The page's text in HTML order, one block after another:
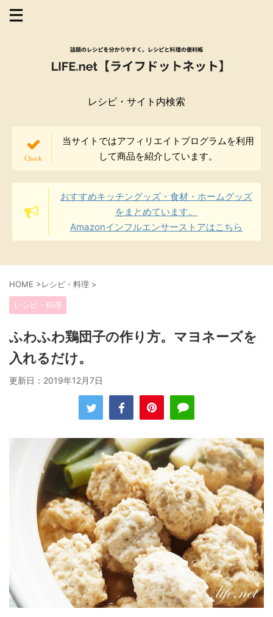
レシピ・サイト内検索
当サイトではアフィリエイトプログラムを利用
して商品を紹介しています。
おすすめキッチングッズ・食材・ホームグッズ
をまとめています。
Amazonインフルエンサーストアはこちら
HOME >レシピ・料理 >
レシピ・料理
ふわふわ鶏団子の作り方。マヨネーズを
入れるだけ。
更新日： 2019年12月7日